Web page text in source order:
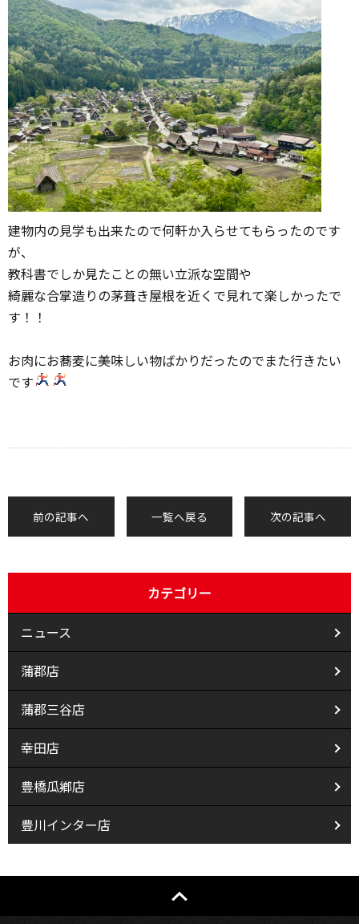
建物内の見学も出来たので何軒か入らせてもらったのです
が、
教科書でしか見たことの無い立派な空間や
綺麗な合掌造りの茅葺き屋根を近くで見れて楽しかったで
す！！
お肉にお蕎麦に美味しい物ばかりだったのでまた行きたい
です
前の記事へ 一覧へ戻る 次の記事へ
カテゴリー
ニュース
蒲郡店
蒲郡三谷店
幸田店
豊橋瓜鄕店
豊川インター店